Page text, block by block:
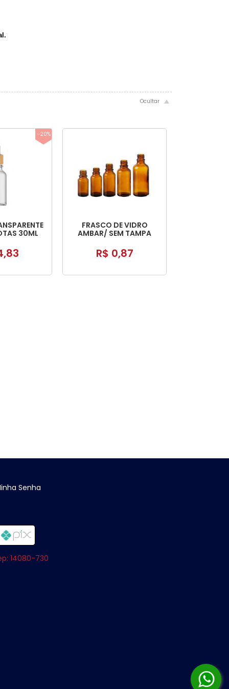
-20%
30ML
FRASCO DE VIDRO
AMBAR/ SEM TAMPA
R$ 0,87
Senha
14080-730